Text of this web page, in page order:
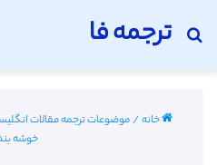
ترجمه فا
جستجو برای
خانه/موضوعات ترجمه مقالات
خوشه